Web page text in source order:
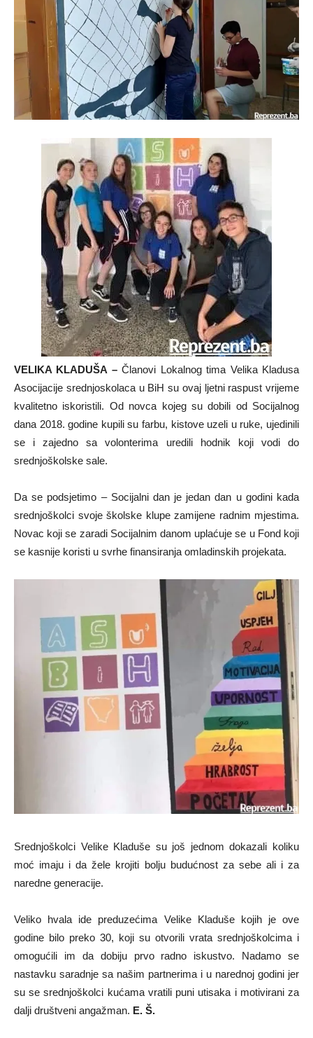
VELIKA KLADUŠA –Članovi Lokalnog tima Velika Kladusa
Asocijacije srednjoskolaca u BiH su ovaj ljetni raspust vrijeme
kvalitetno iskoristili. Od novca kojeg su dobili od Socijalnog
dana 2018. godine kupili su farbu, kistove uzeli u ruke, ujedinili
se i zajedno sa volonterima uredili hodnik koji vodi do
srednjoškolske sale.
Da se podsjetimo – Socijalni dan je jedan dan u godini kada
srednjoškolci svoje školske klupe zamijene radnim mjestima.
Novac koji se zaradi Socijalnim danom uplaćuje se u Fond koji
se kasnije koristi u svrhe finansiranja omladinskih projekata.
Srednjoškolci Velike Kladuše su još jednom dokazali koliku
moć imaju i da žele krojiti bolju budućnost za sebe ali i za
naredne generacije.
Veliko hvala ide preduzećima Velike Kladuše kojih je ove
godine bilo preko 30, koji su otvorili vrata srednjoškolcima i
omogućili im da dobiju prvo radno iskustvo. Nadamo se
nastavku saradnje sa našim partnerima i u narednoj godini jer
su se srednjoškolci kućama vratili puni utisaka i motivirani za
dalji društveni angažman. E. Š.